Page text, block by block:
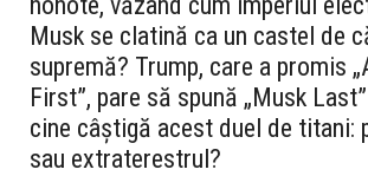
Musk se clatină ca un castel de
supremă? Trump, care a promis
First”, pare să spună „Musk
cine câștigă acest duel de titani:
sau extraterestrul?